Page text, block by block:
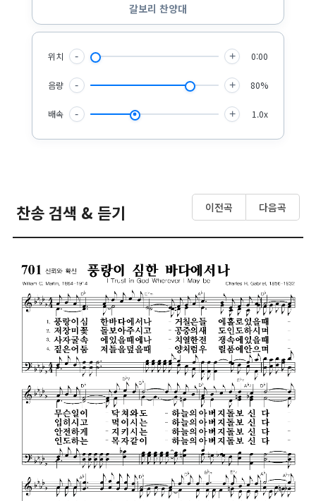
갈보리 찬양대
위치 - + 0:00
음량 - + 80%
배속 - + 1.0x
찬송 검색 & 듣기 이전곡 다음곡